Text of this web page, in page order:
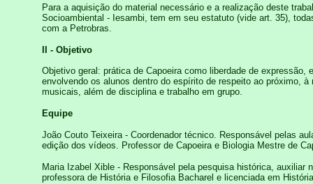
Para a aquisição do material necessário e a realização deste
Socioambiental - Iesambi, tem em seu estatuto (vide art. 35),
com a Petrobras.
II - Objetivo
Objetivo geral: prática de Capoeira como liberdade de
envolvendo os alunos dentro do espírito de respeito ao próximo,
musicais, além de disciplina e trabalho em grupo.
Equipe
João Couto Teixeira - Coordenador técnico. Responsável pelas
edição dos vídeos. Professor de Capoeira e Biologia Mestre de
Maria Izabel Xible - Responsável pela pesquisa histórica,
professora de História e Filosofia Bacharel e licenciada em História